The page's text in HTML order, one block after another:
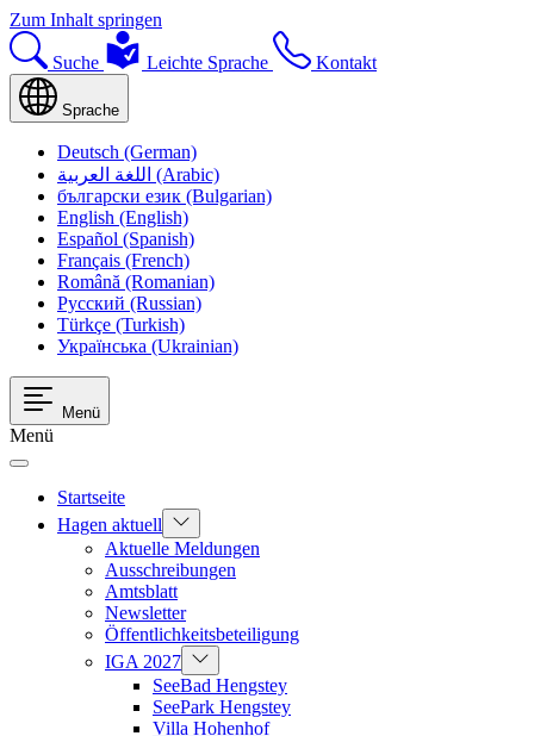
Zum Inhalt springen
Suche Leichte Sprache Kontakt
Sprache
Deutsch (German)
اللغة العربية (Arabic)
български език (Bulgarian)
English (English)
Español (Spanish)
Français (French)
Română (Romanian)
Русский (Russian)
Türkçe (Turkish)
Українська (Ukrainian)
Menü
Menü
Startseite
Hagen aktuell
Aktuelle Meldungen
Ausschreibungen
Amtsblatt
Newsletter
Öffentlichkeitsbeteiligung
IGA 2027
SeeBad Hengstey
SeePark Hengstey
Villa Hohenhof